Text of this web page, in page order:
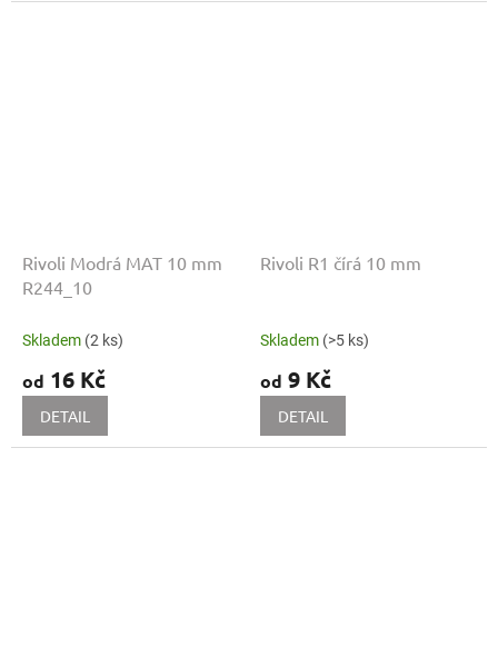
Rivoli Modrá MAT 10 mm
R244_10
Skladem (2 ks)
od 16 Kč
DETAIL
Rivoli R1 čírá 10 mm
Skladem (>5 ks)
od 9 Kč
DETAIL